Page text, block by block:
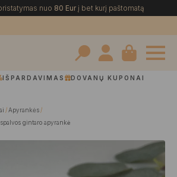
nuo 80 Eurį bet kurį paštomatą
Search
IŠPARDAVIMAS DOVANŲ KUPONAI
Apyrankės
gintaro apyrankė